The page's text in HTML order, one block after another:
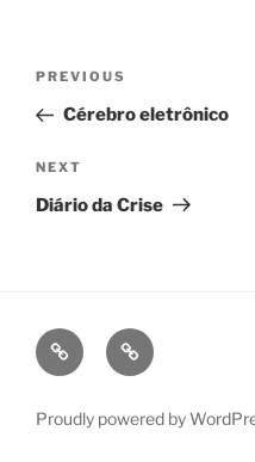
Navegação
Post
Previous
Post
PREVIOUS
Cérebro eletrônico
Next
Post
NEXT
Diário da Crise
fb ig
Proudly powered by